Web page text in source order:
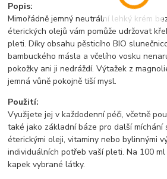
Popis:
Mimořádně jemný neutrální lehký krém
éterických olejů vám pomůže udržovat
pleti. Díky obsahu pěsticího BIO
bambuckého másla a včelího vosku
pokožky ani ji nedráždí. Výtažek z
jemná vůně pokojně tiší mysl.
Použití:
Využijete jej v každodenní péči, včetně
také jako základní báze pro další míchání
éterickými oleji, vitaminy nebo bylinnými
individuálních potřeb vaší pleti. Na 100
kapek vybrané látky.